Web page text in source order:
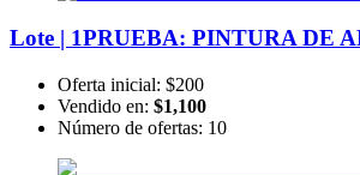
Lote | 1PRUEBA: PINTURA DE
Oferta inicial: $200
Vendido en: $1,100
Número de ofertas: 10